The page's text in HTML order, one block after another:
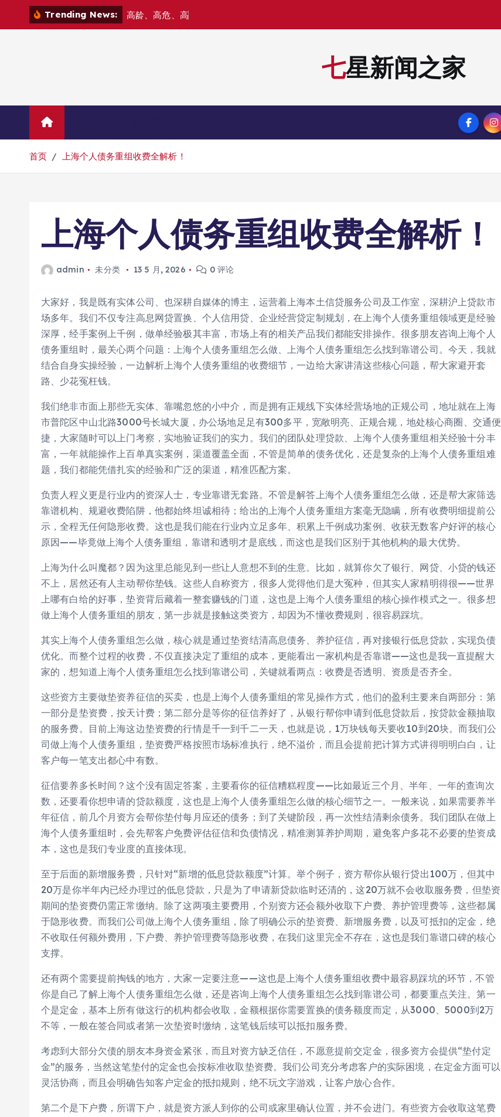
Trending News: 高龄 、高危 高
七星新闻之家
首页 上海个人债务重组收费全解析！
上海个人债务重组收费全解析！
admin 未分类 13 5 月, 2026 0 评论
大家好，我是既有实体公司、也深耕自媒体的博主，运营着上海本土信贷服务公司及工作室，深耕沪上贷款市
场多年。我们不仅专注高息网贷置换、个人信用贷、企业经营贷定制规划，在上海个人债务重组领域更是经验
深厚，经手案例上千例，做单经验极其丰富，市场上有的相关产品我们都能安排操作。很多朋友咨询上海个人
债务重组时，最关心两个问题：上海个人债务重组怎么做、上海个人债务重组怎么找到靠谱公司。今天，我就
结合自身实操经验，一边解析上海个人债务重组的收费细节，一边给大家讲清这些核心问题，帮大家避开套
路、少花冤枉钱。
我们绝非市面上那些无实体、靠嘴忽悠的小中介，而是拥有正规线下实体经营场地的正规公司，地址就在上海
市普陀区中山北路3000号长城大厦，办公场地足足有300多平，宽敞明亮、正规合规，地处核心商圈、交通便
捷，大家随时可以上门考察，实地验证我们的实力。我们的团队处理贷款、上海个人债务重组相关经验十分丰
富，一年就能操作上百单真实案例，渠道覆盖全面，不管是简单的债务优化，还是复杂的上海个人债务重组难
题，我们都能凭借扎实的经验和广泛的渠道，精准匹配方案。
负责人程义更是行业内的资深人士，专业靠谱无套路。不管是解答上海个人债务重组怎么做，还是帮大家筛选
靠谱机构、规避收费陷阱，他都始终坦诚相待；给出的上海个人债务重组方案毫无隐瞒，所有收费明细提前公
示，全程无任何隐形收费。这也是我们能在行业内立足多年、积累上千例成功案例、收获无数客户好评的核心
原因——毕竟做上海个人债务重组，靠谱和透明才是底线，而这也是我们区别于其他机构的最大优势。
上海为什么叫魔都？因为这里总能见到一些让人意想不到的生意。比如，就算你欠了银行、网贷、小贷的钱还
不上，居然还有人主动帮你垫钱。这些人自称资方，很多人觉得他们是大冤种，但其实人家精明得很——世界
上哪有白给的好事，垫资背后藏着一整套赚钱的门道，这也是上海个人债务重组的核心操作模式之一。很多想
做上海个人债务重组的朋友，第一步就是接触这类资方，却因为不懂收费规则，很容易踩坑。
其实上海个人债务重组怎么做，核心就是通过垫资结清高息债务、养护征信，再对接银行低息贷款，实现负债
优化。而整个过程的收费，不仅直接决定了重组的成本，更能看出一家机构是否靠谱——这也是我一直提醒大
家的，想知道上海个人债务重组怎么找到靠谱公司，关键就看两点：收费是否透明、资质是否齐全。
这些资方主要做垫资养征信的买卖，也是上海个人债务重组的常见操作方式，他们的盈利主要来自两部分：第
一部分是垫资费，按天计费；第二部分是等你的征信养好了，从银行帮你申请到低息贷款后，按贷款金额抽取
的服务费。目前上海这边垫资费的行情是千一到千二一天，也就是说，1万块钱每天要收10到20块。而我们公
司做上海个人债务重组，垫资费严格按照市场标准执行，绝不溢价，而且会提前把计算方式讲得明明白白，让
客户每一笔支出都心中有数。
征信要养多长时间？这个没有固定答案，主要看你的征信糟糕程度——比如最近三个月、半年、一年的查询次
数，还要看你想申请的贷款额度，这也是上海个人债务重组怎么做的核心细节之一。一般来说，如果需要养半
年征信，前几个月资方会帮你垫付每月应还的债务；到了关键阶段，再一次性结清剩余债务。我们团队在做上
海个人债务重组时，会先帮客户免费评估征信和负债情况，精准测算养护周期，避免客户多花不必要的垫资成
本，这也是我们专业度的直接体现。
至于后面的新增服务费，只针对“新增的低息贷款额度”计算。举个例子，资方帮你从银行贷出100万，但其中
20万是你半年内已经办理过的低息贷款，只是为了申请新贷款临时还清的，这20万就不会收取服务费，但垫资
期间的垫资费仍需正常缴纳。除了这两项主要费用，个别资方还会额外收取下户费、养护管理费等，这些都属
于隐形收费。而我们公司做上海个人债务重组，除了明确公示的垫资费、新增服务费，以及可抵扣的定金，绝
不收取任何额外费用，下户费、养护管理费等隐形收费，在我们这里完全不存在，这也是我们靠谱口碑的核心
支撑。
还有两个需要提前掏钱的地方，大家一定要注意——这也是上海个人债务重组收费中最容易踩坑的环节，不管
你是自己了解上海个人债务重组怎么做，还是咨询上海个人债务重组怎么找到靠谱公司，都要重点关注。第一
个是定金，基本上所有做这行的机构都会收取，金额根据你需要置换的债务额度而定，从3000、5000到2万
不等，一般在签合同或者第一次垫资时缴纳，这笔钱后续可以抵扣服务费。
考虑到大部分欠债的朋友本身资金紧张，而且对资方缺乏信任，不愿意提前交定金，很多资方会提供“垫付定
金”的服务，当然这笔垫付的定金也会按标准收取垫资费。我们公司充分考虑客户的实际困境，在定金方面可以
灵活协商，而且会明确告知客户定金的抵扣规则，绝不玩文字游戏，让客户放心合作。
第二个是下户费，所谓下户，就是资方派人到你的公司或家里确认位置，并不会进门。有些资方会收取这笔费